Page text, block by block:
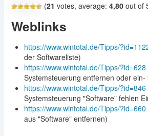
(21 votes, average: 4,80out of
Weblinks
https://www.wintotal.de/Tipps/
der Softwareliste)
https://www.wintotal.de/Tipps/?id=628
Systemsteuerung entfernen oder ein-
https://www.wintotal.de/Tipps/?id=846
Systemsteuerung "Software" fehlen
https://www.wintotal.de/Tipps/?id=660
aus "Software" entfernen)